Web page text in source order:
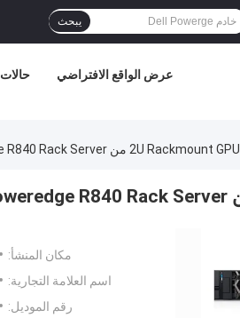
يبحث
حالات عرض الواقع الافتراضي
2U Rackmount GPU من Dell Powerge Server EMC Poweredge R840 Rack Server
مكان المنشأ:
اسم العلامة التجارية:
رقم الموديل: